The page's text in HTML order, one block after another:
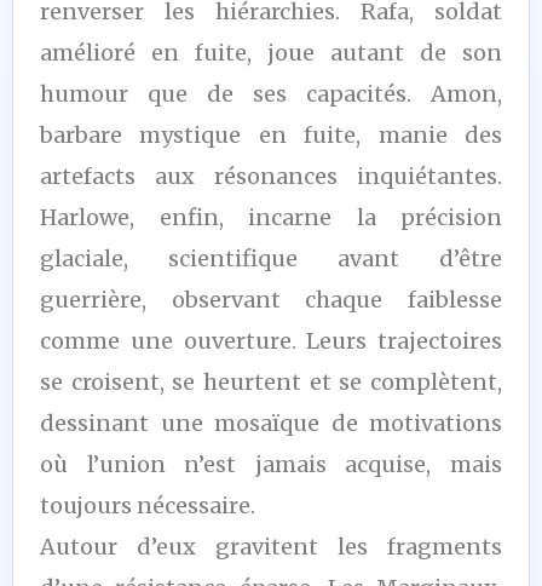
renverser les hiérarchies. Rafa, soldat
amélioré en fuite, joue autant de son
humour que de ses capacités. Amon,
barbare mystique en fuite, manie des
artefacts aux résonances inquiétantes.
Harlowe, enfin, incarne la précision
glaciale, scientifique avant d’être
guerrière, observant chaque faiblesse
comme une ouverture. Leurs trajectoires
se croisent, se heurtent et se complètent,
dessinant une mosaïque de motivations
où l’union n’est jamais acquise, mais
toujours nécessaire.
Autour d’eux gravitent les fragments